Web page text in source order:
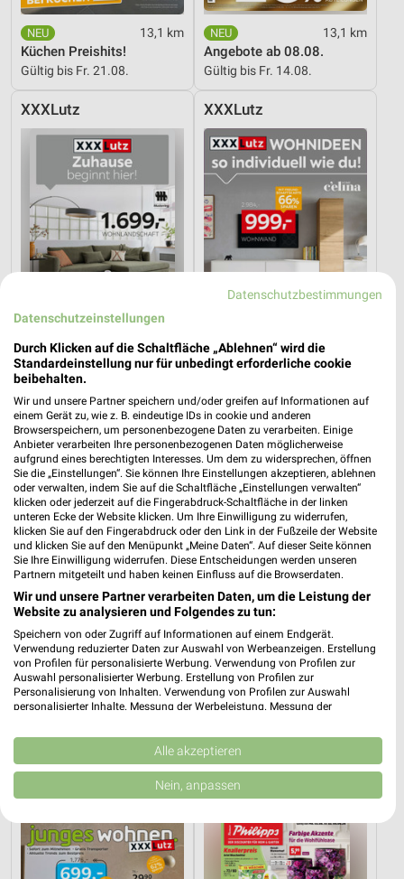
13,1 km
Küchen Preishits!
Gültig bis Fr. 21.08.
13,1 km
Angebote ab 08.08.
Gültig bis Fr. 14.08.
XXXLutz
Musterring
Gültig bis Fr. 14.08.
XXXLutz
Wohnideen so individuell wie du!
Gültig bis Fr. 14.08.
XXXLutz
Gartenmöbel-Abverkauf
XXXLutz
Angebote ab 08.08.
Gültig bis Fr. 21.08.
XXXLutz Thomas Philipps
Datenschutzbestimmungen
Datenschutzeinstellungen
Durch Klicken auf die Schaltfläche „Ablehnen“ wird die
Standardeinstellung nur für unbedingt erforderliche cookie
beibehalten.
Wir und unsere Partner speichern und/oder greifen auf Informationen auf
einem Gerät zu, wie z. B. eindeutige IDs in cookie und anderen
Browserspeichern, um personenbezogene Daten zu verarbeiten. Einige
Anbieter verarbeiten Ihre personenbezogenen Daten möglicherweise
aufgrund eines berechtigten Interesses. Um dem zu widersprechen, öffnen
Sie die „Einstellungen“. Sie können Ihre Einstellungen akzeptieren, ablehnen
oder verwalten, indem Sie auf die Schaltfläche „Einstellungen verwalten“
klicken oder jederzeit auf die Fingerabdruck-Schaltfläche in der linken
unteren Ecke der Website klicken. Um Ihre Einwilligung zu widerrufen,
klicken Sie auf den Fingerabdruck oder den Link in der Fußzeile der Website
und klicken Sie auf den Menüpunkt „Meine Daten“. Auf dieser Seite können
Sie Ihre Einwilligung widerrufen. Diese Entscheidungen werden unseren
Partnern mitgeteilt und haben keinen Einfluss auf die Browserdaten.
Wir und unsere Partner verarbeiten Daten, um die Leistung der
Website zu analysieren und Folgendes zu tun:
Speichern von oder Zugriff auf Informationen auf einem Endgerät.
Verwendung reduzierter Daten zur Auswahl von Werbeanzeigen. Erstellung
von Profilen für personalisierte Werbung. Verwendung von Profilen zur
Auswahl personalisierter Werbung. Erstellung von Profilen zur
Personalisierung von Inhalten. Verwendung von Profilen zur Auswahl
personalisierter Inhalte. Messung der Werbeleistung. Messung der
Kombinationen von Daten aus verschiedenen Quellen. Entwicklung und
Verbesserung der Angebote. Verwendung reduzierter Daten zur Auswahl
von Inhalten.
Daten können außerhalb der Europäischen Union weitergegeben und in die
Website/App.
Partnerliste anzeigen (1 IAB-Anbieter)
Wir nutzen Ihre Daten für folgende Zwecke:
Alle akzeptieren
Nein, anpassen